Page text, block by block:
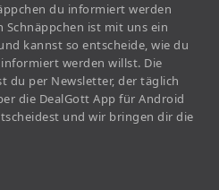
du informiert werden
Schnäppchen ist mit uns ein
kannst so entscheide, wie du
werden willst. Die
du per Newsletter, der täglich
die DealGott App für Android
und wir bringen dir die